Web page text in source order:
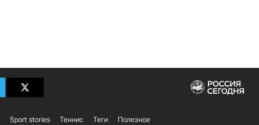
Sport stories Теннис Теги Полезное